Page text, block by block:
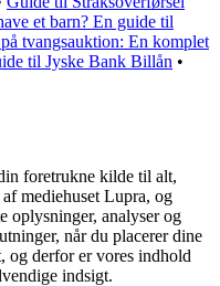
et barn? En guide til
tvangsauktion: En komplet
til Jyske Bank Billån •
foretrukne kilde til alt,
mediehuset Lupra, og
oplysninger, analyser og
når du placerer dine
og derfor er vores indhold
indsigt.